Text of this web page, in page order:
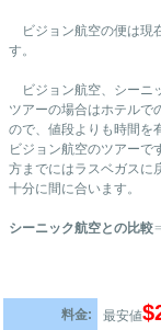
ビジョン航空の便は現
す。
ビジョン航空、シーニ
ツアーの場合はホテルで
ので、値段よりも時間を
ビジョン航空のツアーで
方までにはラスベガスに
十分に間に合います。
シーニック航空との比較
料金: 最安値